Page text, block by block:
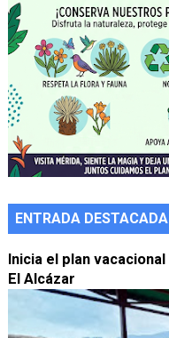
ENTRADA DESTACADA
Inicia el plan
El Alcázar